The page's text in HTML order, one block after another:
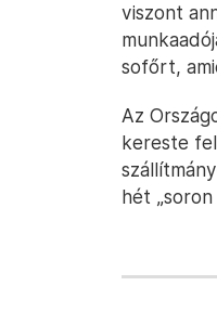
viszont
sofőrt,
Az
kereste
hét